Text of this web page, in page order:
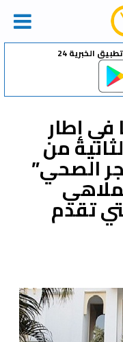
الخبرية 24
في إطار
من
الصحي”
تقدم